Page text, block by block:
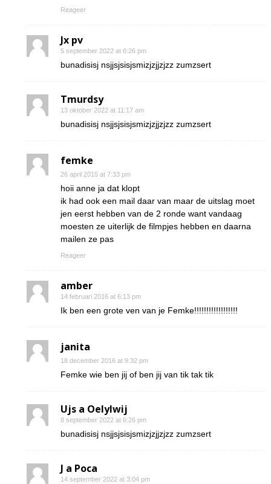
Reageer
Jx pv
5 september 2022 at 6:26 pm
bunadisisj nsjjsjsisjsmizjzjjzjzz zumzsert
Tmurdsy
13 oktober 2022 at 11:17 am
bunadisisj nsjjsjsisjsmizjzjjzjzz zumzsert
femke
26 april 2015 at 7:33 pm
hoii anne ja dat klopt
ik had ook een mail daar van maar de uitslag moet
jen eerst hebben van de 2 ronde want vandaag
moesten ze uiterlijk de filmpjes hebben en daarna
mailen ze pas
Reageer
amber
14 februari 2016 at 6:13 pm
Ik ben een grote ven van je Femke!!!!!!!!!!!!!!!!!!
janita
18 december 2016 at 9:32 pm
Femke wie ben jij of ben jij van tik tak tik
Ujs a Oelylwij
8 september 2022 at 6:26 pm
bunadisisj nsjjsjsisjsmizjzjjzjzz zumzsert
J a Poca
14 september 2022 at 3:04 pm